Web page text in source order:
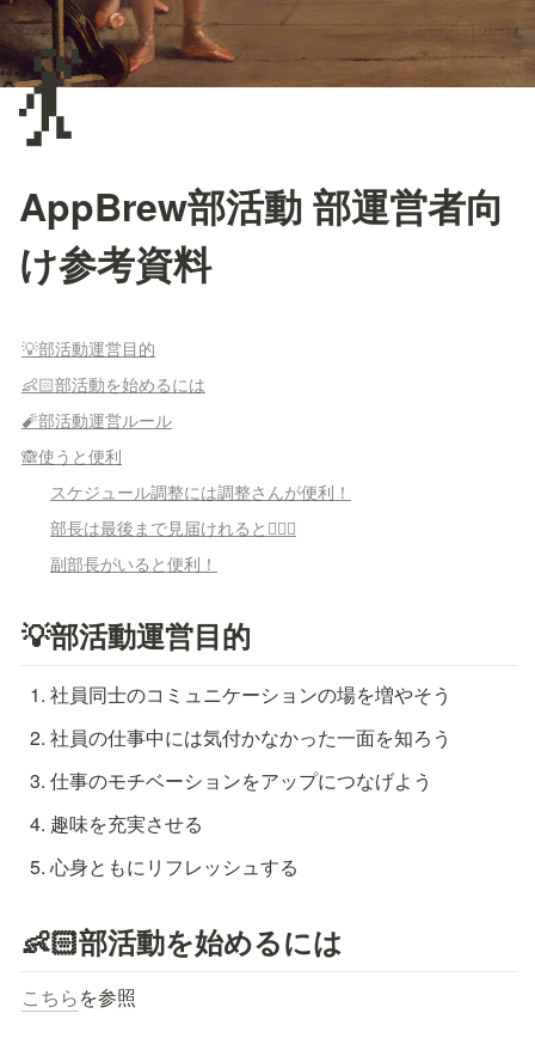
💃
AppBrew部活動 部運営者向
け参考資料
💡部活動運営目的
👶🏻部活動を始めるには
🧨部活動運営ルール
🙈使うと便利
スケジュール調整には調整さんが便利！
部長は最後まで見届けれると🙆🏻‍♀️
副部長がいると便利！
💡部活動運営目的
社員同士のコミュニケーションの場を増やそう
社員の仕事中には気付かなかった一面を知ろう
仕事のモチベーションをアップにつなげよう
趣味を充実させる
心身ともにリフレッシュする
👶🏻部活動を始めるには
こちらを参照